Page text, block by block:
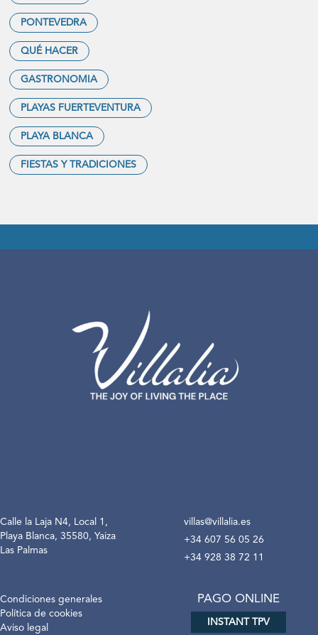
PONTEVEDRA
QUÉ HACER
GASTRONOMIA
PLAYAS FUERTEVENTURA
PLAYA BLANCA
FIESTAS Y TRADICIONES
Calle la Laja N4, Local 1,
Playa Blanca, 35580, Yaiza
Las Palmas
villas@villalia.es
+34 607 56 05 26
+34 928 38 72 11
Condiciones generales
Política de cookies
Aviso legal
PAGO ONLINE
INSTANT TPV